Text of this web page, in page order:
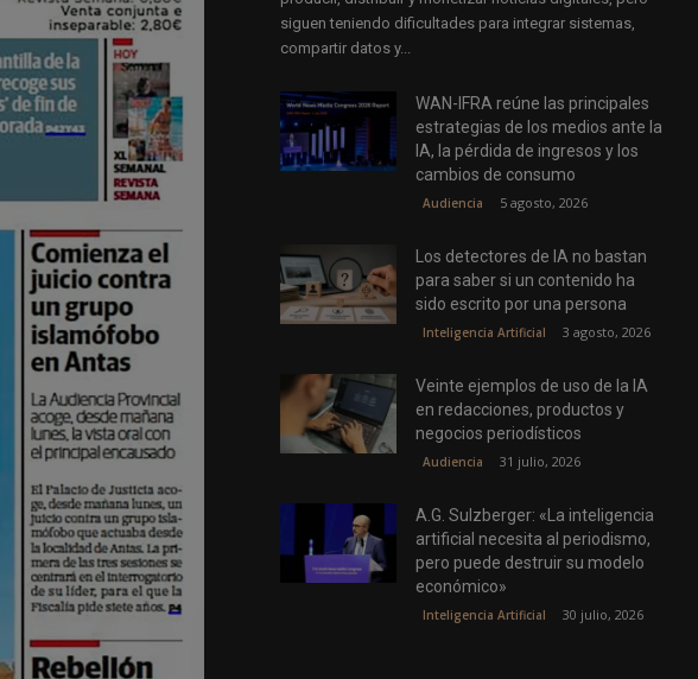
siguen teniendo dificultades para integrar sistemas,
compartir datos y...
WAN-IFRA reúne las principales
estrategias de los medios ante la
IA, la pérdida de ingresos y los
cambios de consumo
Audiencia 5 agosto, 2026
Los detectores de IA no bastan
para saber si un contenido ha
sido escrito por una persona
Inteligencia Artificial 3 agosto, 2026
Veinte ejemplos de uso de la IA
en redacciones, productos y
negocios periodísticos
Audiencia 31 julio, 2026
A.G. Sulzberger: «La inteligencia
artificial necesita al periodismo,
pero puede destruir su modelo
económico»
Inteligencia Artificial 30 julio, 2026